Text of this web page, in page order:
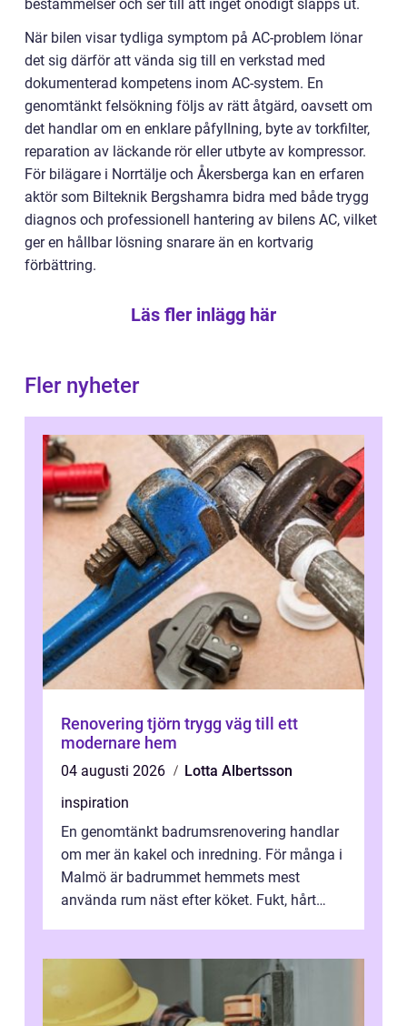
bestämmelser och ser till att inget onödigt släpps ut.
När bilen visar tydliga symptom på AC-problem lönar
det sig därför att vända sig till en verkstad med
dokumenterad kompetens inom AC-system. En
genomtänkt felsökning följs av rätt åtgärd, oavsett om
det handlar om en enklare påfyllning, byte av torkfilter,
reparation av läckande rör eller utbyte av kompressor.
För bilägare i Norrtälje och Åkersberga kan en erfaren
aktör som Bilteknik Bergshamra bidra med både trygg
diagnos och professionell hantering av bilens AC, vilket
ger en hållbar lösning snarare än en kortvarig
förbättring.
Läs fler inlägg här
Fler nyheter
Renovering tjörn trygg väg till ett
modernare hem
04 augusti 2026
Lotta Albertsson
inspiration
En genomtänkt badrumsrenovering handlar
om mer än kakel och inredning. För många i
Malmö är badrummet hemmets mest
använda rum näst efter köket. Fukt, hårt